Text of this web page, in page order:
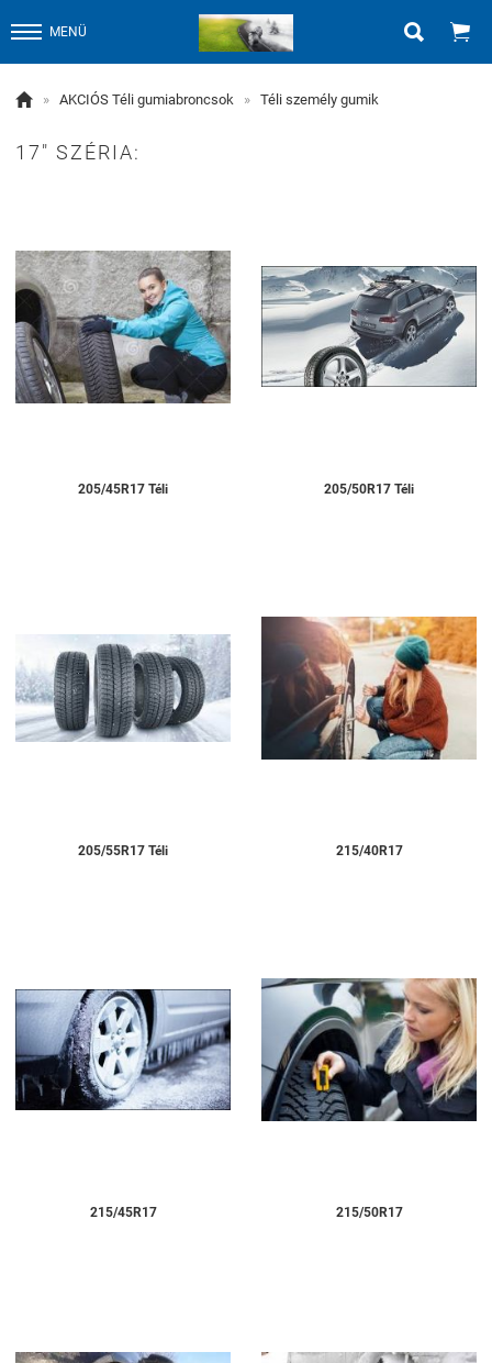
MENÜ  
 » AKCIÓS Téli gumiabroncsok » Téli személy gumik
17" SZÉRIA:
205/45R17 Téli 205/50R17 Téli
205/55R17 Téli 215/40R17
215/45R17 215/50R17